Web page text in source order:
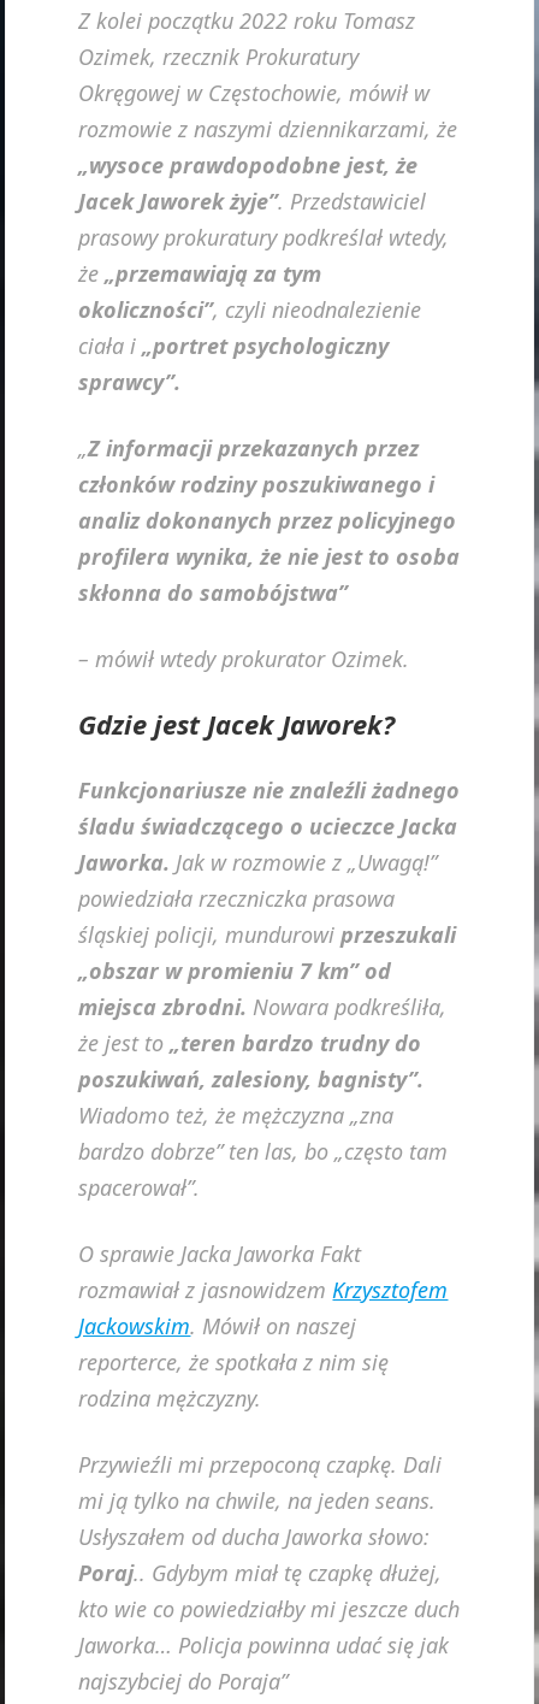
Z kolei początku 2022 roku Tomasz
Ozimek, rzecznik Prokuratury
Okręgowej w Częstochowie, mówił w
rozmowie z naszymi dziennikarzami, że
„wysoce prawdopodobne jest, że
Jacek Jaworek żyje”. Przedstawiciel
prasowy prokuratury podkreślał wtedy,
że „przemawiają za tym
okoliczności”, czyli nieodnalezienie
ciała i„portret psychologiczny
sprawcy”.
„Z informacji przekazanych przez
członków rodziny poszukiwanego i
analiz dokonanych przez policyjnego
profilera wynika, że nie jest to osoba
skłonna do samobójstwa”
– mówił wtedy prokurator Ozimek.
Gdzie jest Jacek Jaworek?
Funkcjonariusze nie znaleźli żadnego
śladu świadczącego o ucieczce Jacka
Jaworka. Jak w rozmowie z „Uwagą!”
powiedziała rzeczniczka prasowa
śląskiej policji, mundurowiprzeszukali
„obszar w promieniu 7 km” od
miejsca zbrodni. Nowara podkreśliła,
że jest to„teren bardzo trudny do
poszukiwań, zalesiony, bagnisty”.
Wiadomo też, że mężczyzna „zna
bardzo dobrze” ten las, bo „często tam
spacerował”.
O sprawie Jacka Jaworka Fakt
rozmawiał z jasnowidzem Krzysztofem
Jackowskim. Mówił on naszej
reporterce, że spotkała z nim się
rodzina mężczyzny.
Przywieźli mi przepoconą czapkę. Dali
mi ją tylko na chwile, na jeden seans.
Usłyszałem od ducha Jaworka słowo:
Poraj.. Gdybym miał tę czapkę dłużej,
kto wie co powiedziałby mi jeszcze duch
Jaworka… Policja powinna udać się jak
najszybciej do Poraja”